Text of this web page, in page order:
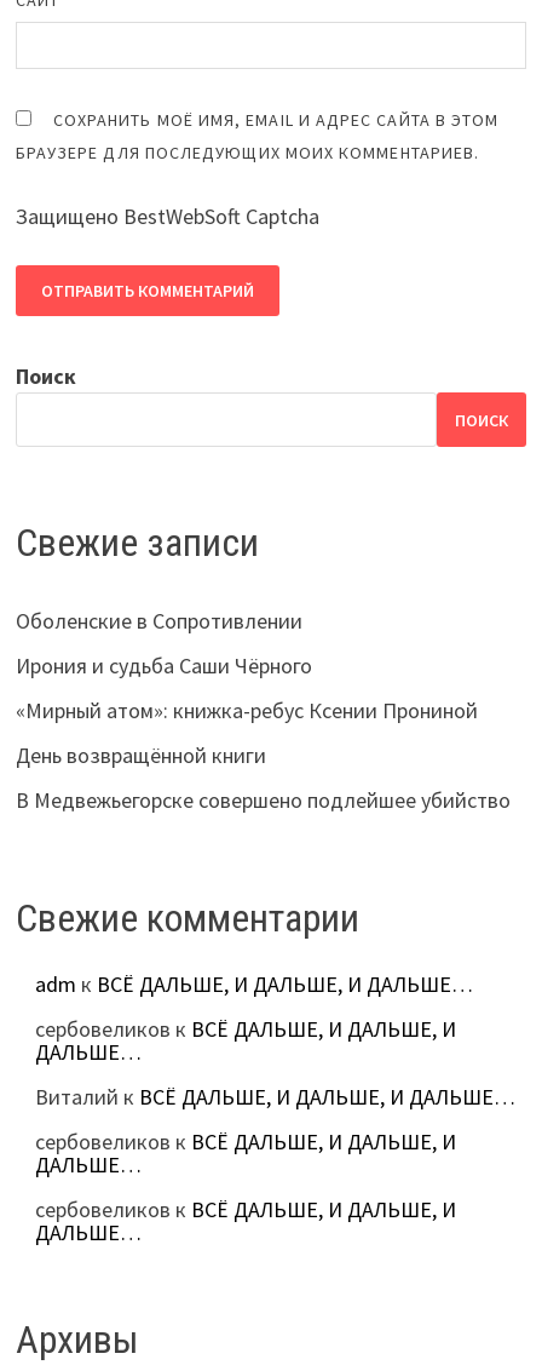
СОХРАНИТЬ МОЁ ИМЯ, EMAIL И АДРЕС САЙТА В ЭТОМ
БРАУЗЕРЕ ДЛЯ ПОСЛЕДУЮЩИХ МОИХ КОММЕНТАРИЕВ.
Защищено BestWebSoft Captcha
Поиск
ПОИСК
Свежие записи
Оболенские в Сопротивлении
Ирония и судьба Саши Чёрного
«Мирный атом»: книжка-ребус Ксении Прониной
День возвращённой книги
В Медвежьегорске совершено подлейшее убийство
Свежие комментарии
adm к ВСЁ ДАЛЬШЕ, И ДАЛЬШЕ, И ДАЛЬШЕ…
сербовеликов к ВСЁ ДАЛЬШЕ, И ДАЛЬШЕ, И
ДАЛЬШЕ…
Виталий к ВСЁ ДАЛЬШЕ, И ДАЛЬШЕ, И ДАЛЬШЕ…
сербовеликов к ВСЁ ДАЛЬШЕ, И ДАЛЬШЕ, И
ДАЛЬШЕ…
сербовеликов к ВСЁ ДАЛЬШЕ, И ДАЛЬШЕ, И
ДАЛЬШЕ…
Архивы